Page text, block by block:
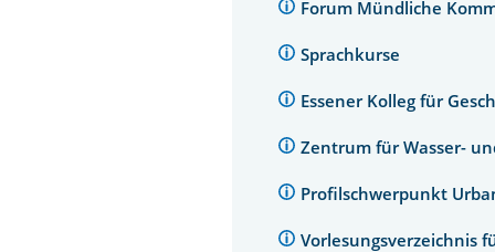
Forum Mündliche
Sprachkurse
Essener Kolleg für
Zentrum für Wasser-
Profilschwerpunkt
Vorlesungsverzeichnis